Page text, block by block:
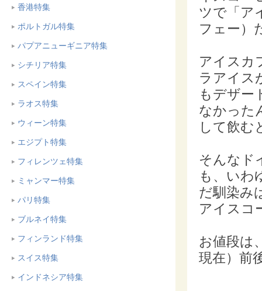
香港特集
ポルトガル特集
パプアニューギニア特集
シチリア特集
スペイン特集
ラオス特集
ウィーン特集
エジプト特集
フィレンツェ特集
ミャンマー特集
パリ特集
ブルネイ特集
フィンランド特集
スイス特集
インドネシア特集
ツで「ア
フェー）
アイスカ
ラアイス
もデザー
なかった
して飲む
そんなド
も、いわ
だ馴染み
アイスコ
お値段は
現在）前